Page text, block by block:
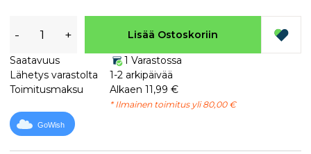
- + Lisää Ostoskoriin
Saatavuus
1 Varastossa
Lähetys varastolta
1-2 arkipäivää
Toimitusmaksu
Alkaen 11,99 €
* Ilmainen toimitus yli 80,00 €
GoWish